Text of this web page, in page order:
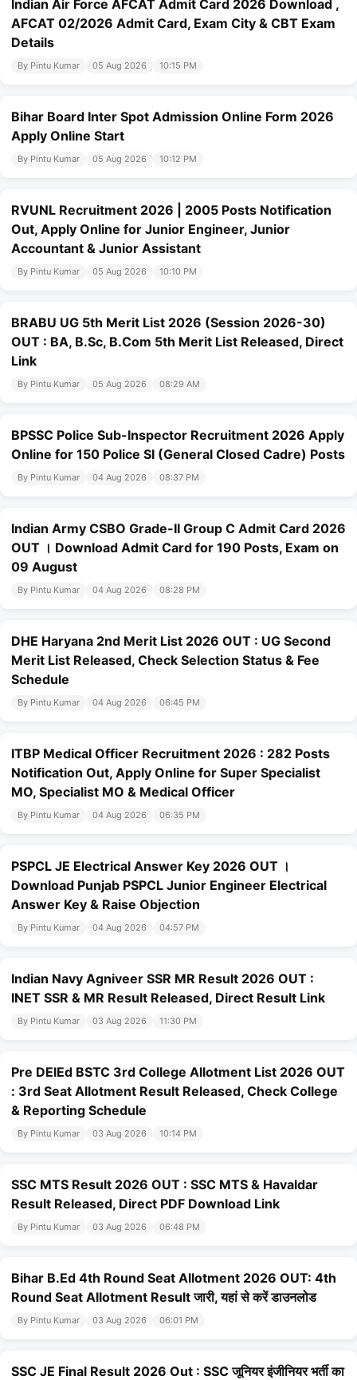
Indian Air Force AFCAT Admit Card 2026 Download ,
AFCAT 02/2026 Admit Card, Exam City & CBT Exam
Details
By Pintu Kumar 05 Aug 2026 10:15 PM
Bihar Board Inter Spot Admission Online Form 2026
Apply Online Start
By Pintu Kumar 05 Aug 2026 10:12 PM
RVUNL Recruitment 2026 | 2005 Posts Notification
Out, Apply Online for Junior Engineer, Junior
Accountant & Junior Assistant
By Pintu Kumar 05 Aug 2026 10:10 PM
BRABU UG 5th Merit List 2026 (Session 2026-30)
OUT : BA, B.Sc, B.Com 5th Merit List Released, Direct
Link
By Pintu Kumar 05 Aug 2026 08:29 AM
BPSSC Police Sub-Inspector Recruitment 2026 Apply
Online for 150 Police SI (General Closed Cadre) Posts
By Pintu Kumar 04 Aug 2026 08:37 PM
Indian Army CSBO Grade-II Group C Admit Card 2026
OUT । Download Admit Card for 190 Posts, Exam on
09 August
By Pintu Kumar 04 Aug 2026 08:28 PM
DHE Haryana 2nd Merit List 2026 OUT : UG Second
Merit List Released, Check Selection Status & Fee
Schedule
By Pintu Kumar 04 Aug 2026 06:45 PM
ITBP Medical Officer Recruitment 2026 : 282 Posts
Notification Out, Apply Online for Super Specialist
MO, Specialist MO & Medical Officer
By Pintu Kumar 04 Aug 2026 06:35 PM
PSPCL JE Electrical Answer Key 2026 OUT ।
Download Punjab PSPCL Junior Engineer Electrical
Answer Key & Raise Objection
By Pintu Kumar 04 Aug 2026 04:57 PM
Indian Navy Agniveer SSR MR Result 2026 OUT :
INET SSR & MR Result Released, Direct Result Link
By Pintu Kumar 03 Aug 2026 11:30 PM
Pre DElEd BSTC 3rd College Allotment List 2026 OUT
: 3rd Seat Allotment Result Released, Check College
& Reporting Schedule
By Pintu Kumar 03 Aug 2026 10:14 PM
SSC MTS Result 2026 OUT : SSC MTS & Havaldar
Result Released, Direct PDF Download Link
By Pintu Kumar 03 Aug 2026 06:48 PM
Bihar B.Ed 4th Round Seat Allotment 2026 OUT: 4th
Round Seat Allotment Result जारी, यहां से करें डाउनलोड
By Pintu Kumar 03 Aug 2026 06:01 PM
SSC JE Final Result 2026 Out : SSC जूनियर इंजीनियर भर्ती का